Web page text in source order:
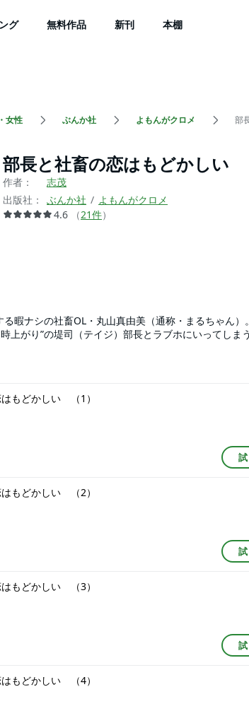
グ 無料作品 新刊 本棚
女性 ぶんか社 よもんがクロメ 部
部長と社畜の恋はもどかしい
作者：
志茂
出版社：
ぶんか社
よもんがクロメ
4.6
（21件）
る暇ナシの社畜OL・丸山真由美（通称・まるちゃん
上がり”の堤司（テイジ）部長とラブホにいってしま
？」って…!? 仕事のやり方も考え方もまったく違う
もどかしい （1）
もどかしい （2）
もどかしい （3）
もどかしい （4）